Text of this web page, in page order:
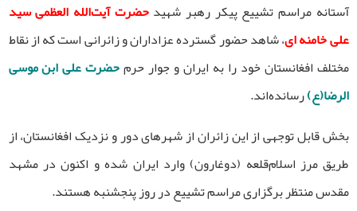
آستانه مراسم تشییع پیکر رهبر شهیدحضرت آیت‌الله العظمی سید
علی خامنه ای، شاهد حضور گسترده عزاداران و زائرانی است که از نقاط
مختلف افغانستان خود را به ایران و جوار حرمحضرت علی ابن موسی
الرضا(ع)رسانده‌اند.
بخش قابل توجهی از این زائران از شهرهای دور و نزدیک افغانستان، از
طریق مرز اسلام‌قلعه (دوغارون) وارد ایران شده و اکنون در مشهد
مقدس منتظر برگزاری مراسم تشییع در روز پنجشنبه هستند.